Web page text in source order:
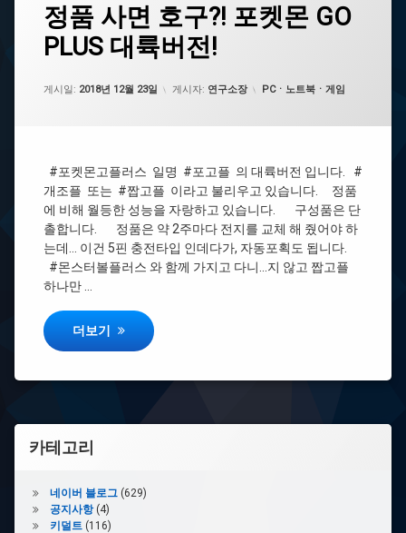
정품 사면 호구?! 포켓몬 GO
PLUS 대륙버전!
게시일: 2018년 12월 23일 게시자: 연구소장 카테고리:
PCㆍ노트북ㆍ게임
#포켓몬고플러스 일명 #포고플 의 대륙버전 입니다. #
개조플 또는 #짭고플 이라고 불리우고 있습니다. 정품
에 비해 월등한 성능을 자랑하고 있습니다. 구성품은 단
촐합니다. 정품은 약 2주마다 전지를 교체 해 줬어야 하
는데… 이건 5핀 충전타입 인데다가, 자동포획도 됩니다.
#몬스터볼플러스 와 함께 가지고 다니…지 않고 짭고플
하나만 …
정품 사면 호구?! 포켓몬 GO PLUS 대륙버전!
더보기
짭
#
스
터
볼
정
품
사
면
구?!
PLUS
대
륙
버
전!
에
댓
글
을
기
카테고리
네이버 블로그(629)
공지사항(4)
키덜트(116)